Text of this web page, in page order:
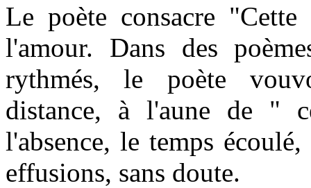
Le poète consacre
l'amour. Dans des
rythmés, le poète
distance, à l'aune de "
l'absence, le temps
effusions, sans doute.